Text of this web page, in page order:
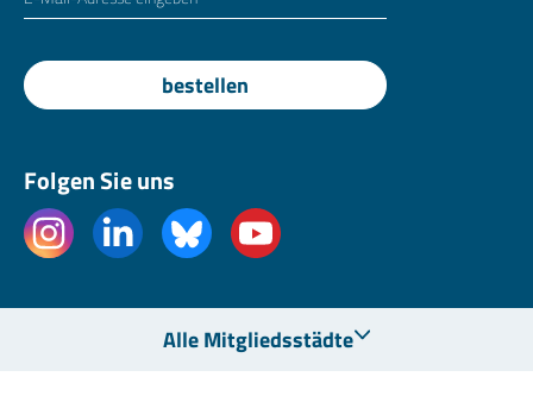
bestellen
Folgen Sie uns
Alle Mitgliedsstädte